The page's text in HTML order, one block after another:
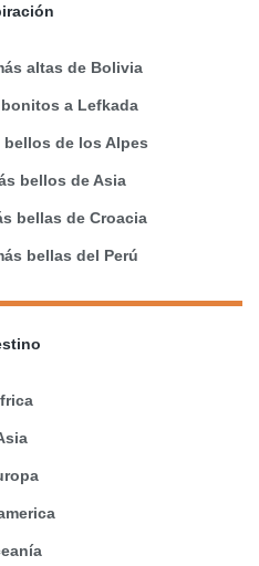
altas de Bolivia
a Lefkada
de los Alpes
bellos de Asia
bellas de Croacia
bellas del Perú